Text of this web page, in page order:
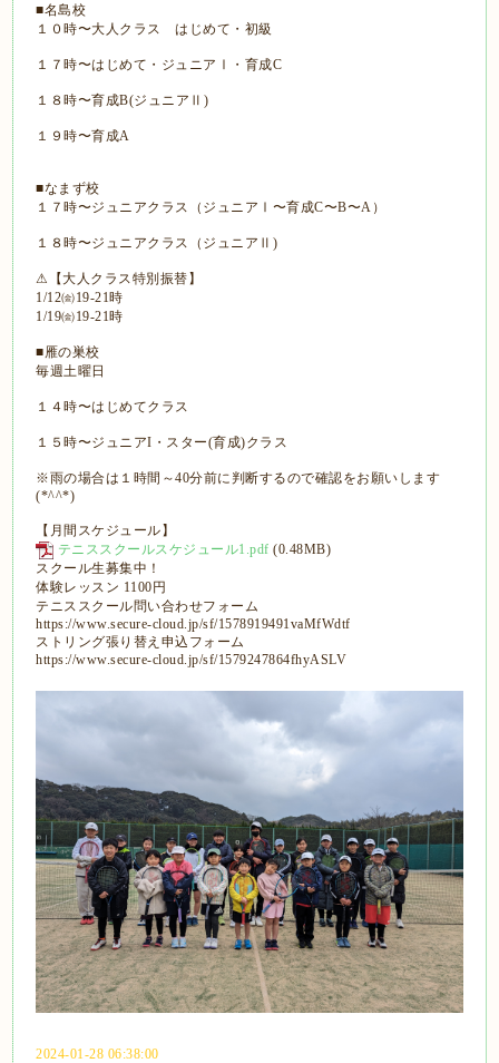
■名島校
１０時〜大人クラス はじめて・初級
１７時〜はじめて・ジュニアⅠ・育成C
１８時〜育成B(ジュニアⅡ)
１９時〜育成A
■なまず校
１７時〜ジュニアクラス（ジュニアⅠ〜育成C〜B〜A）
１８時〜ジュニアクラス（ジュニアⅡ)
⚠【大人クラス特別振替】
1/12㈮19-21時
1/19㈮19-21時
■雁の巣校
毎週土曜日
１４時〜はじめてクラス
１５時〜ジュニアI・スター(育成)クラス
※雨の場合は１時間～40分前に判断するので確認をお願いします
(*^^*)
【月間スケジュール】
テニススクールスケジュール1.pdf (0.48MB)
スクール生募集中！
体験レッスン 1100円
テニススクール問い合わせフォーム
https://www.secure-cloud.jp/sf/1578919491vaMfWdtf
ストリング張り替え申込フォーム
https://www.secure-cloud.jp/sf/1579247864fhyASLV
2024-01-28 06:38:00